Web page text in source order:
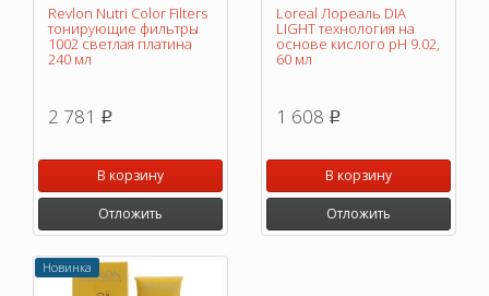
Revlon Nutri Color Filters
тонирующие фильтры
1002 светлая платина
240 мл
2 781 p
В корзину
Отложить
Loreal Лореаль DIA
LIGHT технология на
основе кислого pH 9.02,
60 мл
1 608 p
В корзину
Отложить
Новинка